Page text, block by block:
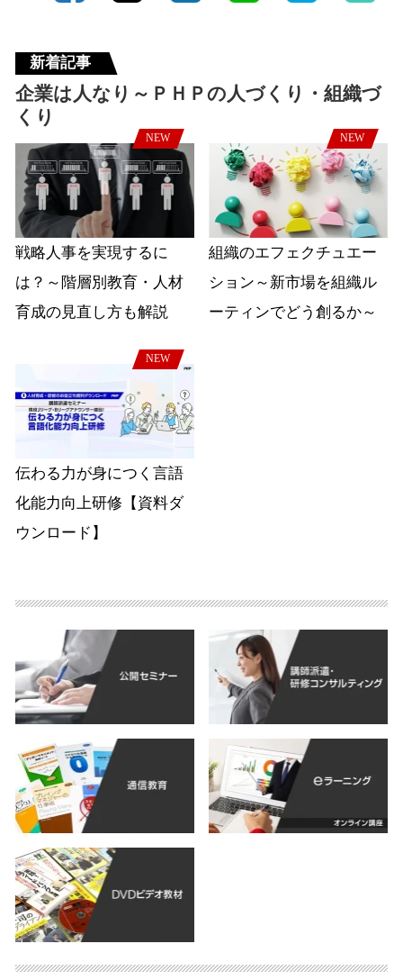
新着記事
企業は人なり～ＰＨＰの人づくり・組織づ
くり
NEW
戦略人事を実現するに
は？～階層別教育・人材
育成の見直し方も解説
NEW
組織のエフェクチュエー
ション～新市場を組織ル
ーティンでどう創るか～
NEW
伝わる力が身につく言語
化能力向上研修【資料ダ
ウンロード】